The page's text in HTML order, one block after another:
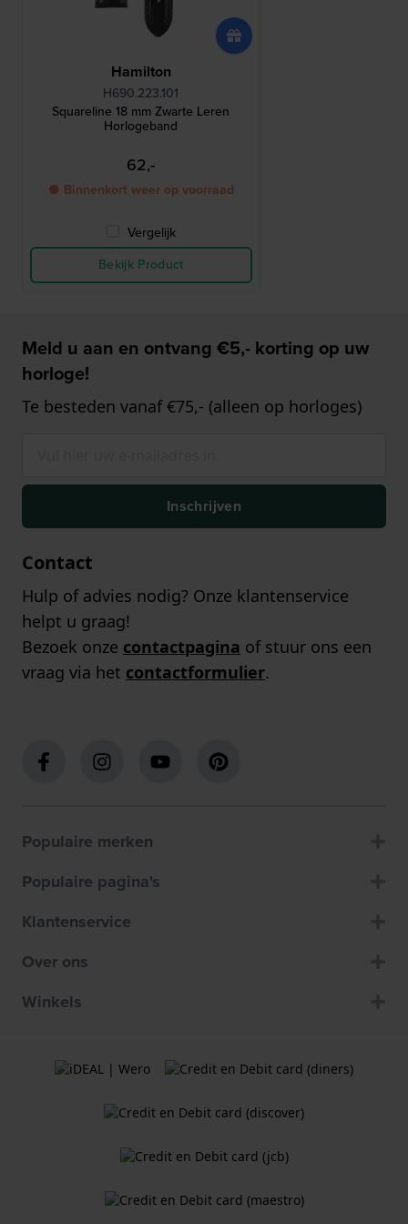
Hamilton
H690.223.101
Squareline 18 mm Zwarte Leren
Horlogeband
62,-
● Binnenkort weer op voorraad
Vergelijk
Bekijk Product
Meld u aan en ontvang €5,- korting op uw
horloge!
Te besteden vanaf €75,- (alleen op horloges)
Inschrijven
Contact
Hulp of advies nodig? Onze klantenservice
helpt u graag!
Bezoek onze contactpagina of stuur ons een
vraag via het contactformulier.
Populaire merken
Populaire pagina's
Klantenservice
Over ons
Winkels